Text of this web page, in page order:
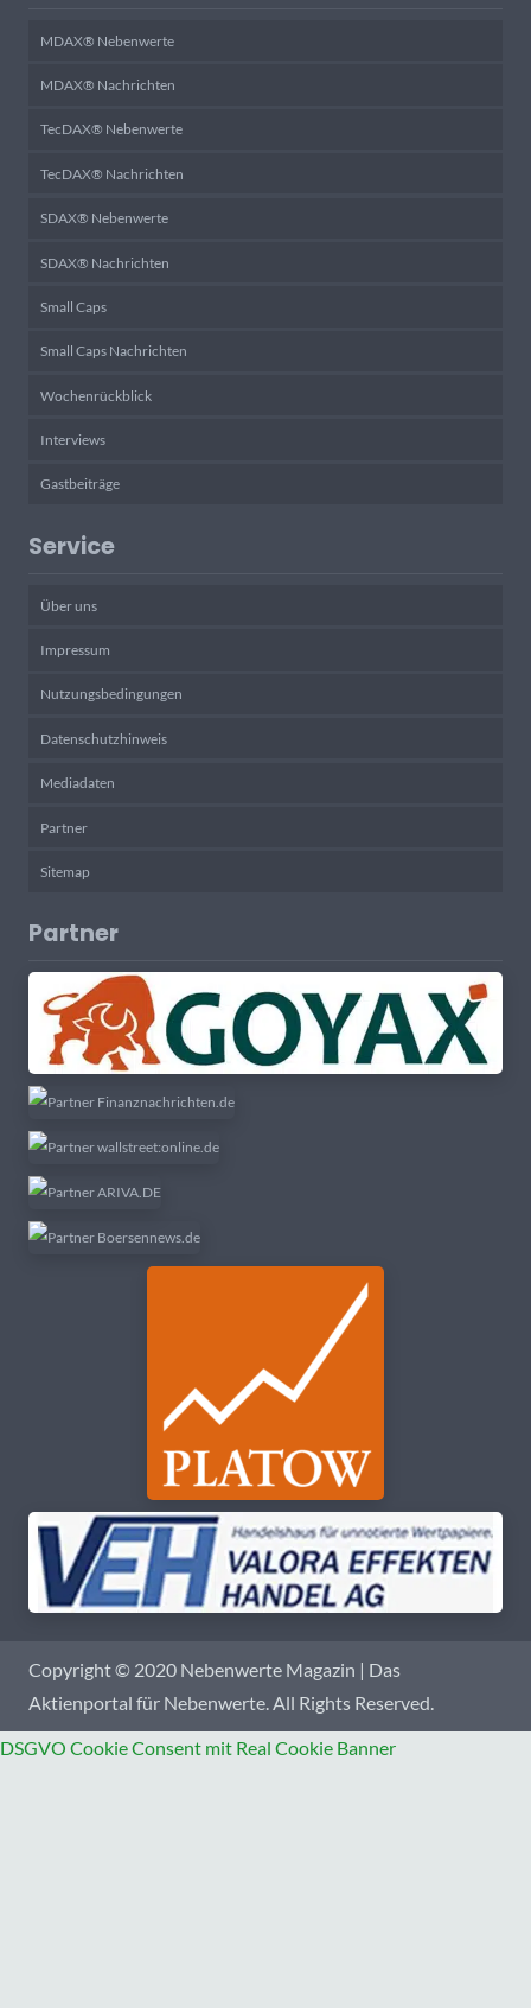
MDAX® Nebenwerte
MDAX® Nachrichten
TecDAX® Nebenwerte
TecDAX® Nachrichten
SDAX® Nebenwerte
SDAX® Nachrichten
Small Caps
Small Caps Nachrichten
Wochenrückblick
Interviews
Gastbeiträge
Service
Über uns
Impressum
Nutzungsbedingungen
Datenschutzhinweis
Mediadaten
Partner
Sitemap
Partner
Copyright © 2020 Nebenwerte Magazin | Das
Aktienportal für Nebenwerte. All Rights Reserved.
DSGVO Cookie Consent mit Real Cookie Banner